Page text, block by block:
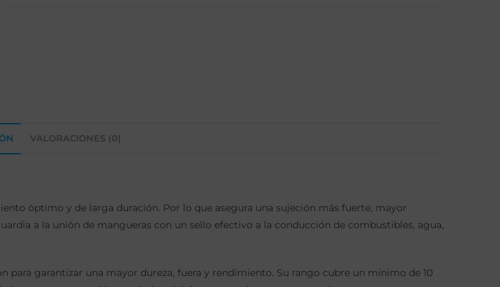
VALORACIONES (0)
óptimo y de larga duración. Por lo que asegura una sujeción más fuerte, mayor
a la unión de mangueras con un sello efectivo a la conducción de combustibles, agua,
para garantizar una mayor dureza, fuera y rendimiento. Su rango cubre un mínimo de 10